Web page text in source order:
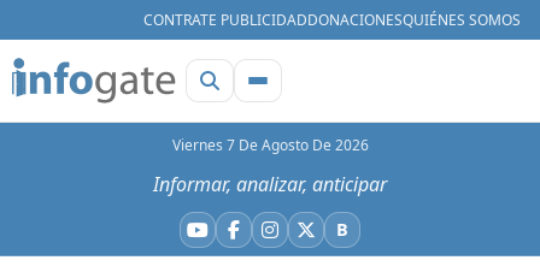
CONTRATE PUBLICIDADDONACIONESQUIÉNES SOMOS
Viernes 7 De Agosto De 2026
Informar, analizar, anticipar
YouTube
Facebook
Instagram
X BBluesky